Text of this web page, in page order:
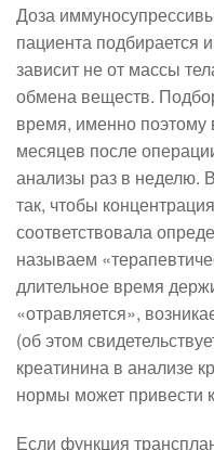
Доза
пациента подбирается
зависит не от массы
обмена веществ.
время, именно поэтому
месяцев после
анализы раз в неделю.
так, чтобы
соответствовала
называем
длительное время
«отравляется»,
(об этом
креатинина в анализе
нормы может привести
Если функция